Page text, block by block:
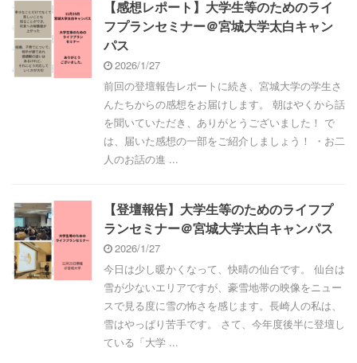
【感想レポート】大学生等のためのライ
フプランセミナー＠宮城大学太白キャン
パス
2026/1/27
前回の登壇報告レポートに続き、宮城大学の学生さ
んたちからの感想をお届けします。 朝はやくから話
を聞いていただき、ありがとうございました！ で
は、届いた感想の一部をご紹介しましょう！ ・お二
人のお話の進 ...
【登壇報告】大学生等のためのライフプ
ランセミナー＠宮城大学太白キャンパス
2026/1/27
今日は少し暖かくなって、快晴の仙台です。 仙台は
雪が少ないエリアですが、豪雪地帯の映像をニュー
スで見る度に雪の怖さを感じます。長崎人の私は、
雪はやっぱり苦手です。 さて、今年度後半に登壇し
ている「大学 ...